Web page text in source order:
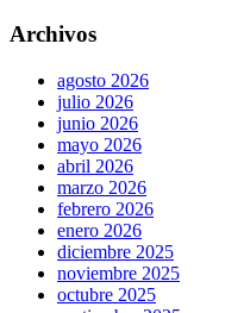
Archivos
agosto 2026
julio 2026
junio 2026
mayo 2026
abril 2026
marzo 2026
febrero 2026
enero 2026
diciembre 2025
noviembre 2025
octubre 2025